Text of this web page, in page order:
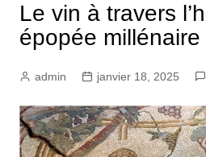
Le vin à travers
épopée
admin janvier 18, 2025